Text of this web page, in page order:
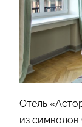
Отель
из символов